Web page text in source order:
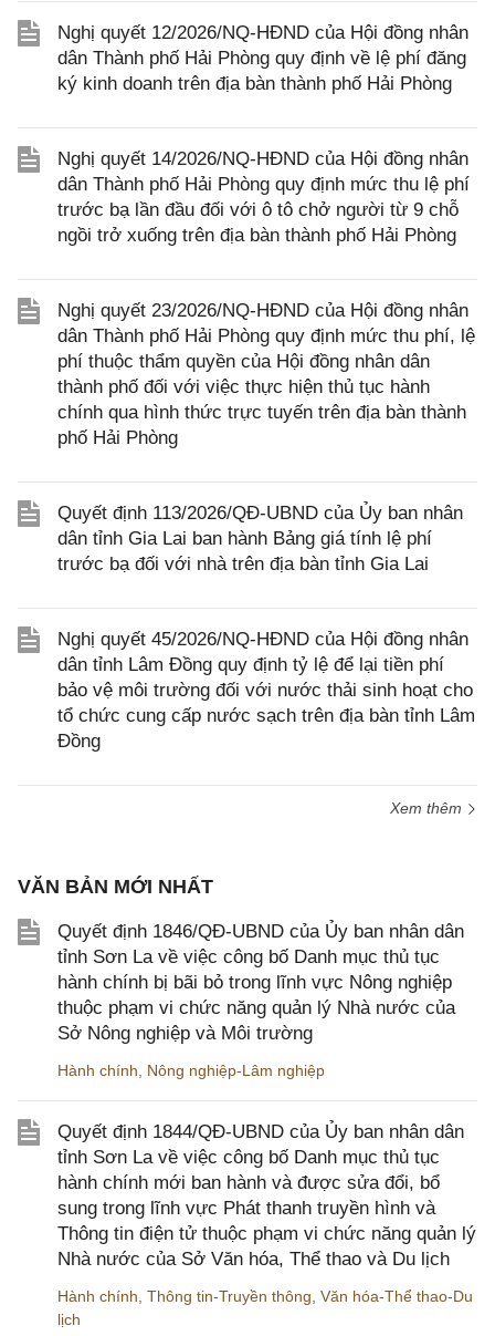
Nghị quyết 12/2026/NQ-HĐND của Hội đồng nhân
dân Thành phố Hải Phòng quy định về lệ phí đăng
ký kinh doanh trên địa bàn thành phố Hải Phòng
Nghị quyết 14/2026/NQ-HĐND của Hội đồng nhân
dân Thành phố Hải Phòng quy định mức thu lệ phí
trước bạ lần đầu đối với ô tô chở người từ 9 chỗ
ngồi trở xuống trên địa bàn thành phố Hải Phòng
Nghị quyết 23/2026/NQ-HĐND của Hội đồng nhân
dân Thành phố Hải Phòng quy định mức thu phí, lệ
phí thuộc thẩm quyền của Hội đồng nhân dân
thành phố đối với việc thực hiện thủ tục hành
chính qua hình thức trực tuyến trên địa bàn thành
phố Hải Phòng
Quyết định 113/2026/QĐ-UBND của Ủy ban nhân
dân tỉnh Gia Lai ban hành Bảng giá tính lệ phí
trước bạ đối với nhà trên địa bàn tỉnh Gia Lai
Nghị quyết 45/2026/NQ-HĐND của Hội đồng nhân
dân tỉnh Lâm Đồng quy định tỷ lệ để lại tiền phí
bảo vệ môi trường đối với nước thải sinh hoạt cho
tổ chức cung cấp nước sạch trên địa bàn tỉnh Lâm
Đồng
Xem thêm
VĂN BẢN MỚI NHẤT
Quyết định 1846/QĐ-UBND của Ủy ban nhân dân
tỉnh Sơn La về việc công bố Danh mục thủ tục
hành chính bị bãi bỏ trong lĩnh vực Nông nghiệp
thuộc phạm vi chức năng quản lý Nhà nước của
Sở Nông nghiệp và Môi trường
Hành chính Nông nghiệp-Lâm nghiệp
Quyết định 1844/QĐ-UBND của Ủy ban nhân dân
tỉnh Sơn La về việc công bố Danh mục thủ tục
hành chính mới ban hành và được sửa đổi, bổ
sung trong lĩnh vực Phát thanh truyền hình và
Thông tin điện tử thuộc phạm vi chức năng quản lý
Nhà nước của Sở Văn hóa, Thể thao và Du lịch
Hành chính Thông tin-Truyền thông Văn hóa-Thể thao-Du
lịch